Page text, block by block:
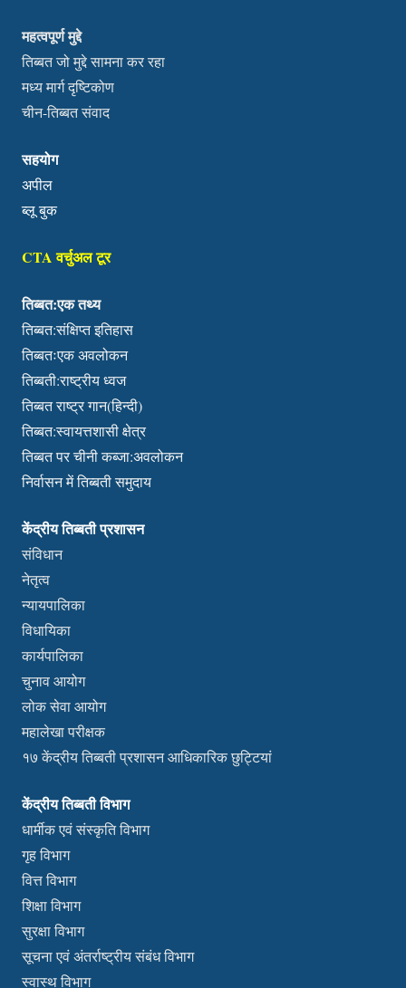
महत्वपूर्ण मुद्दे
तिब्बत जो मुद्दे सामना कर रहा
मध्य मार्ग दृष्टिकोण
चीन-तिब्बत संवाद
सहयोग
अपील
ब्लू बुक
CTA वर्चुअल टूर
तिब्बत:एक तथ्य
तिब्बत:संक्षिप्त इतिहास
तिब्बतःएक अवलोकन
तिब्बती:राष्ट्रीय ध्वज
तिब्बत राष्ट्र गान(हिन्दी)
तिब्बत:स्वायत्तशासी क्षेत्र
तिब्बत पर चीनी कब्जा:अवलोकन
निर्वासन में तिब्बती समुदाय
केंद्रीय तिब्बती प्रशासन
संविधान
नेतृत्व
न्यायपालिका
विधायिका
कार्यपालिका
चुनाव आयोग
लोक सेवा आयोग
महालेखा परीक्षक
१७ केंद्रीय तिब्बती प्रशासन आधिकारिक छुट्टियां
केंद्रीय तिब्बती विभाग
धार्मीक एवं संस्कृति विभाग
गृह विभाग
वित्त विभाग
शिक्षा विभाग
सुरक्षा विभाग
सूचना एवं अंतर्राष्ट्रीय संबंध विभाग
स्वास्थ विभाग